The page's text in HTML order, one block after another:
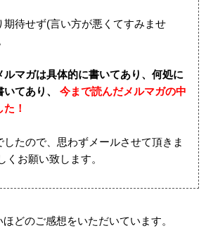
期待せず(言い方が悪くてすみませ
ルマガは具体的に書いてあり、何処に
てあり、
今まで読んだメルマガの中
！
たので、思わずメールさせて頂きま
くお願い致します。
どのご感想をいただいています。